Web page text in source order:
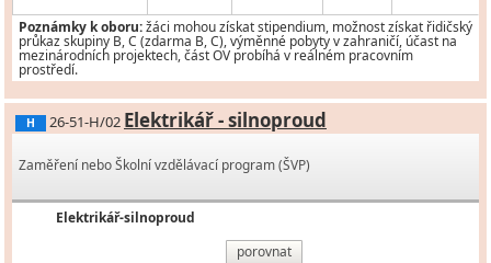
Poznámky k oboru:žáci mohou získat stipendium, možnost získat řidičský
průkaz skupiny B, C (zdarma B, C), výměnné pobyty v zahraničí, účast na
mezinárodních projektech, část OV probíhá v reálném pracovním
prostředí.
H 26-51-H/02 Elektrikář - silnoproud
Zaměření nebo Školní vzdělávací program (ŠVP)
Elektrikář-silnoproud
porovnat